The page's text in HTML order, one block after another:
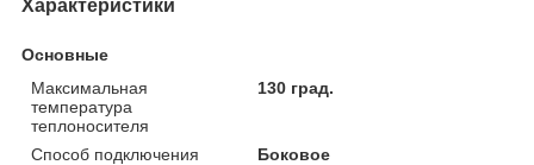
Характеристики
Основные
Максимальная
температура
теплоносителя
130 град.
Способ подключения
Боковое